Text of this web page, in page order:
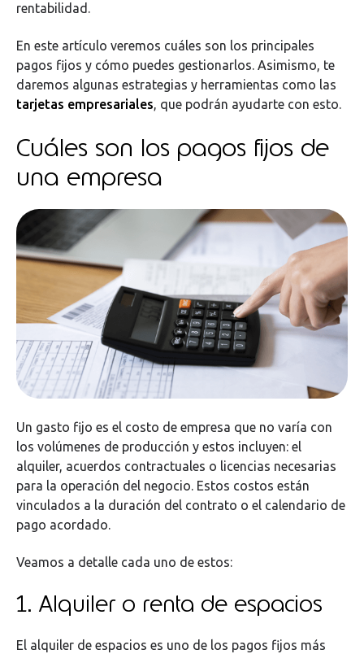
rentabilidad.
En este artículo veremos cuáles son los principales
pagos fijos y cómo puedes gestionarlos. Asimismo, te
daremos algunas estrategias y herramientas como las
tarjetas empresariales, que podrán ayudarte con esto.
Cuáles son los pagos fijos de
una empresa
Un gasto fijo es el costo de empresa que no varía con
los volúmenes de producción y estos incluyen: el
alquiler, acuerdos contractuales o licencias necesarias
para la operación del negocio. Estos costos están
vinculados a la duración del contrato o el calendario de
pago acordado.
Veamos a detalle cada uno de estos:
1. Alquiler o renta de espacios
El alquiler de espacios es uno de los pagos fijos más